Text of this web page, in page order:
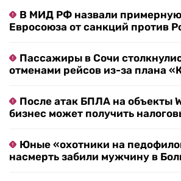
В МИД РФ назвали
Евросоюза от санкций против
Пассажиры в Сочи
отменами рейсов из-за плана
После атак БПЛА на объекты
бизнес может получить
Юные «охотники на
насмерть забили мужчину в